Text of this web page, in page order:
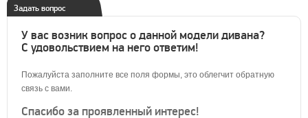
Задать вопрос
У вас возник вопрос о данной модели дивана?
С удовольствием на него ответим!
Пожалуйста заполните все поля формы, это облегчит обратную
связь с вами.
Спасибо за проявленный интерес!